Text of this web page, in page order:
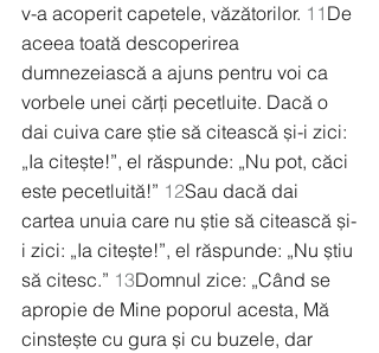
v-a acoperit capetele, văzătorilor. 11 De
aceea toată descoperirea
dumnezeiască a ajuns pentru voi ca
vorbele unei cărți pecetluite. Dacă o
dai cuiva care știe să citească și-i zici:
„Ia citește!”, el răspunde: „Nu pot, căci
este pecetluită!” 12Sau dacă dai
cartea unuia care nu știe să citească și-
i zici: „Ia citește!”, el răspunde: „Nu știu
să citesc.” 13Domnul zice: „Când se
apropie de Mine poporul acesta, Mă
cinstește cu gura și cu buzele, dar